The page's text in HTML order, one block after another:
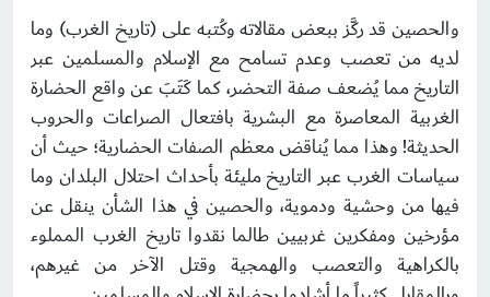
والحصين قد ركَّز ببعض مقالاته وكُتبه على (تاريخ الغرب) وما
لديه من تعصب وعدم تسامح مع الإسلام والمسلمين عبر
التاريخ مما يُضعف صفة التحضر، كما كَتَبَ عن واقع الحضارة
الغربية المعاصرة مع البشرية بافتعال الصراعات والحروب
الحديثة! وهذا مما يُناقض معظم الصفات الحضارية؛ حيث أن
سياسات الغرب عبر التاريخ مليئة بأحداث احتلال البلدان وما
فيها من وحشية ودموية، والحصين في هذا الشأن ينقل عن
مؤرخين ومفكرين غربيين طالما نقدوا تاريخ الغرب المملوء
بالكراهية والتعصب والهمجية وقتل الآخر من غيرهم،